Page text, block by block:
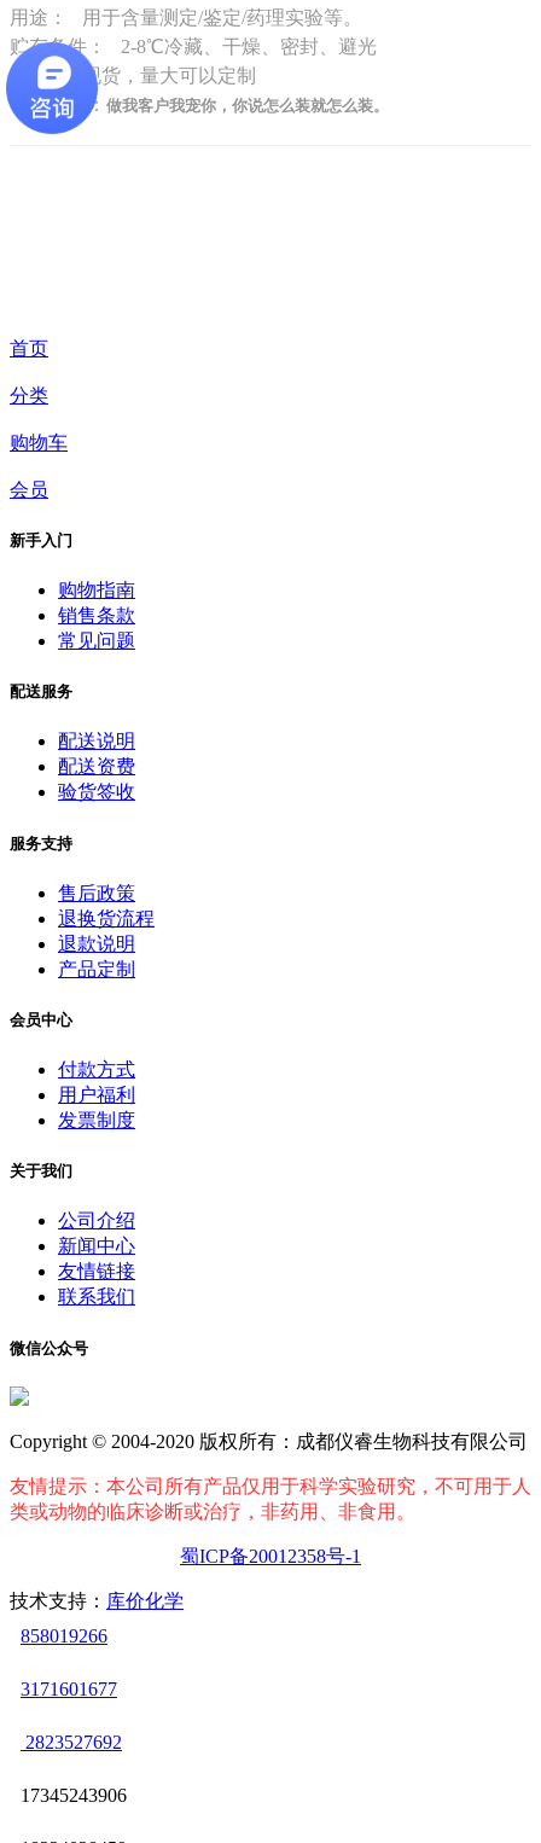
用途： 用于含量测定/鉴定/药理实验等。
贮存条件： 2-8℃冷藏、干燥、密封、避光
货期： 现货，量大可以定制
包装规格： 做我客户我宠你，你说怎么装就怎么装。
首页
分类
购物车
会员
新手入门
购物指南
销售条款
常见问题
配送服务
配送说明
配送资费
验货签收
服务支持
售后政策
退换货流程
退款说明
产品定制
会员中心
付款方式
用户福利
发票制度
关于我们
公司介绍
新闻中心
友情链接
联系我们
微信公众号
Copyright © 2004-2020 版权所有：成都仪睿生物科技有限公司
友情提示：本公司所有产品仅用于科学实验研究，不可用于人
类或动物的临床诊断或治疗，非药用、非食用。
蜀ICP备20012358号-1
技术支持： 库价化学
858019266
3171601677
2823527692
17345243906